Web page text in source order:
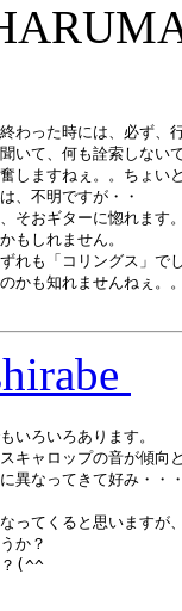
わった時には、必ず、
いて、何も詮索しない
しますねぇ。。ちょい
、不明ですが・・
そおギターに惚れます
もしれません。
れも「コリングス」で
かも知れませんねぇ。
いろいろあります。
キャロップの音が傾向
異なってきて好み・・
ってくると思いますが
か？
(^^ゞ